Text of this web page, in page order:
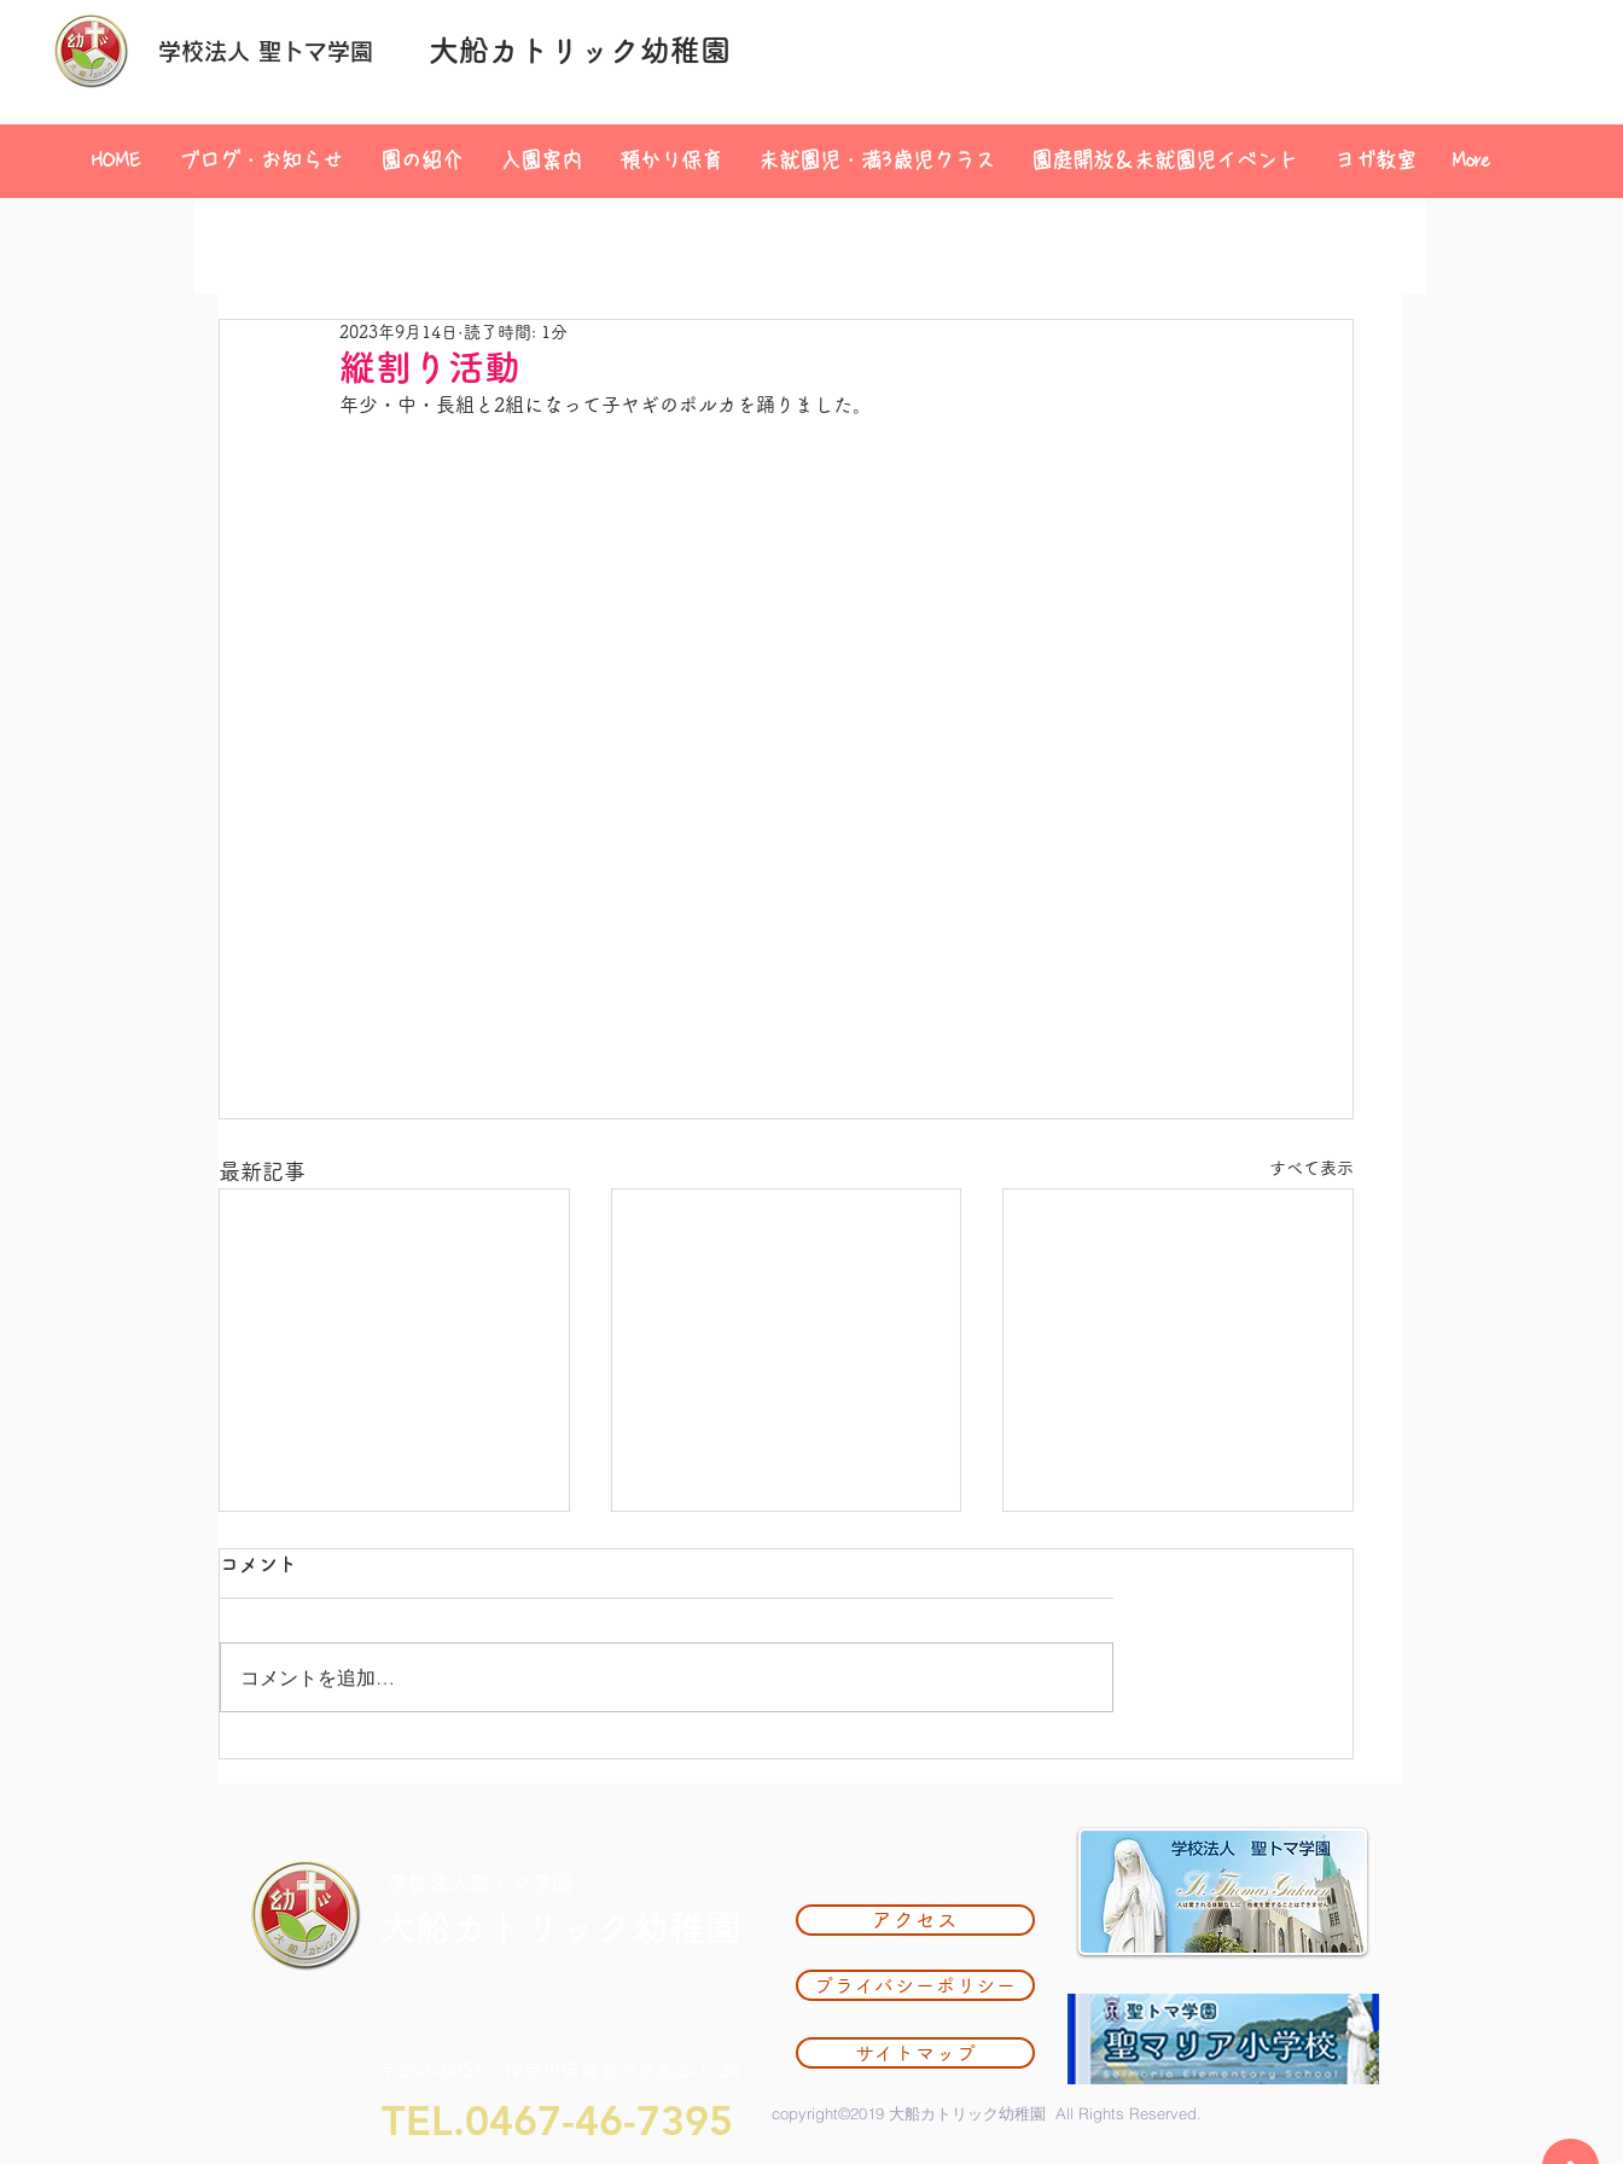
学校法人 聖トマ学園 大船カトリック幼稚園
HOME ブログ・お知らせ 園の紹介 入園案内 預かり保育 未就園児・満3歳児クラス 園庭開放＆未就園児イベント ヨガ教室 More
縦割り活動
2023年9月14日 読了時間: 1分
年少・中・長組と2組になって子ヤギのポルカを踊りました。
最新記事 すべて表示
カラフル・ドキドキ・チャレ
コメント
コメントを追加…
TEL.0467-46-7395
アクセス
プライバシーポリシー
サイトマップ
copyright©2019 大船カトリック幼稚園 All Rights Reserved.